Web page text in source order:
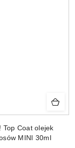
Top Coat olejek
MINI 30ml